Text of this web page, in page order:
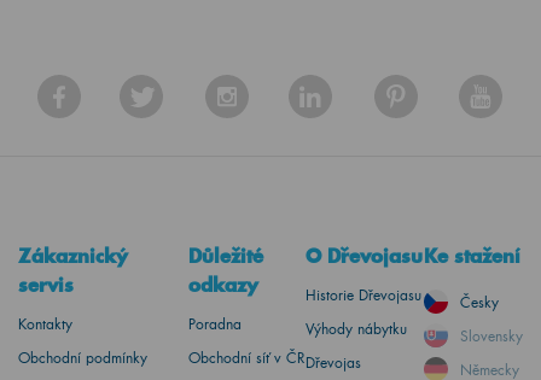
Zákaznický
servis
Kontakty
Obchodní podmínky
Důležité
odkazy
Poradna
Obchodní síť v ČR
O Dřevojasu
Historie Dřevojasu
Výhody nábytku
Dřevojas
Ke stažení
Česky
Slovensky
Německy